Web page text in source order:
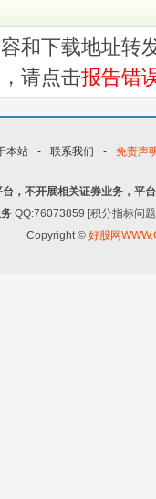
和下载地址转
请点击报告错
本站 - 联系我们 - 免责声
，不开展相关证券业务，平
QQ:76073859 [积分指标问
Copyright © 好股网